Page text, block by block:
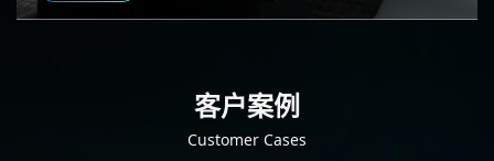
客户案例
Customer Cases